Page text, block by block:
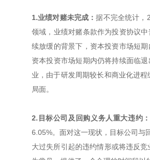
1.业绩对赌未完成：据不完全统计，
领域，业绩对赌条款作为投资协议
续放缓的背景下，资本投资市场短
资本投资市场短期内仍将持续面临
业，由于研发周期较长和商业化进
局面。
2.目标公司及回购义务人重大违约：
6.05%。面对这一现状，目标公司与
大过失所引起的违约情形或将违反